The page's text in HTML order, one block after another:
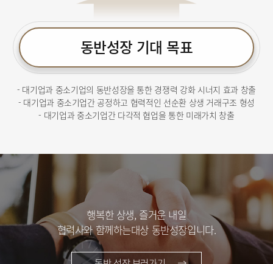
동반성장 기대 목표
- 대기업과 중소기업의 동반성장을 통한 경쟁력 강화 시너지 효과 창출
- 대기업과 중소기업간 공정하고 협력적인 선순환 상생 거래구조 형성
- 대기업과 중소기업간 다각적 협업을 통한 미래가치 창출
행복한 상생, 즐거운 내일
협력사와 함께하는대상 동반성장입니다.